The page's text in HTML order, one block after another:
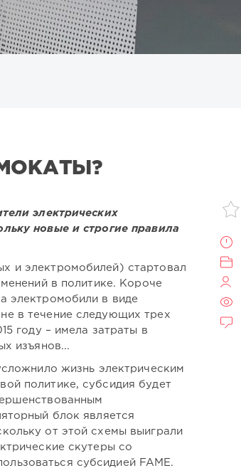
электрических
новые и строгие правила
и электромобилей) стартовал
в политике. Короче
электромобили в виде
в течение следующих трех
году – имела затраты в
изъянов...
жизнь электрическим
политике, субсидия будет
блок является
от этой схемы выиграли
скутеры со
субсидией FAME.